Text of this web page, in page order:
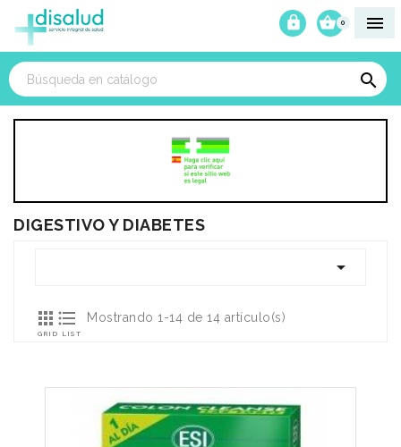

0



DIGESTIVO Y DIABETES


GRID

LIST
Mostrando 1-14 de 14 artículo(s)